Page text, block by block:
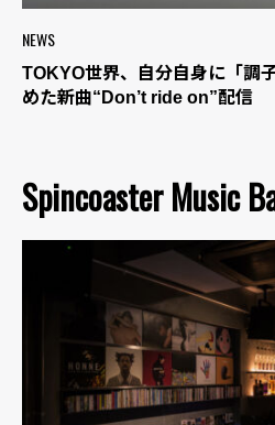
NEWS
TOKYO世界、自分自身に「調
めた新曲“Don’t ride on”配信
Spincoaster Music